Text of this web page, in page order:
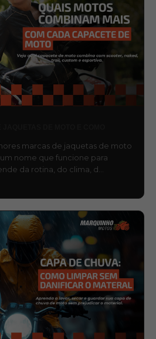
marcas de jaquetas de moto
nome que funcione para
da rotina, do clima, d…